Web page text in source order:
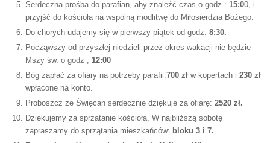
Serdeczna prośba do parafian, aby znaleźć czas o godz.: 15:00, i
przyjść do kościoła na wspólną modlitwę do Miłosierdzia Bożego.
Do chorych udajemy się w pierwszy piątek od godz: 8:30.
Począwszy od przyszłej niedzieli przez okres wakacji nie będzie
Mszy św. o godz ; 12:00
Bóg zapłać za ofiary na potrzeby parafii:700 złw kopertach i 230 zł
wpłacone na konto.
Proboszcz ze Święcan serdecznie dziękuje za ofiarę: 2520 zł.
Dziękujemy za sprzątanie kościoła, W najbliższą sobotę
zapraszamy do sprzątania mieszkańców: bloku 3 i 7.